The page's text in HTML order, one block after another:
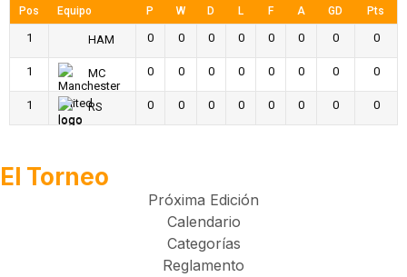
Pos Equipo P W D L F A GD Pts
1 HAM 0 0 0 0 0 0 0 0
1 MC 0 0 0 0 0 0 0 0
1 RS 0 0 0 0 0 0 0 0
El Torneo
Próxima Edición
Calendario
Categorías
Reglamento